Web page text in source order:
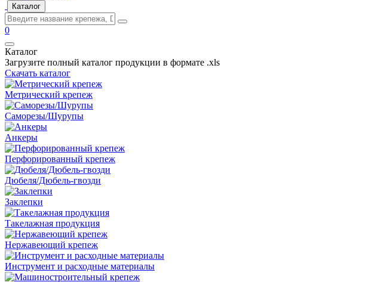
Каталог
0
Каталог
Загрузите полный каталог продукции в формате .xls
Скачать каталог
Метрический крепеж
Саморезы/Шурупы
Анкеры
Перфорированный крепеж
Дюбеля/Дюбель-гвозди
Заклепки
Такелажная продукция
Нержавеющий крепеж
Инструмент и расходные материалы